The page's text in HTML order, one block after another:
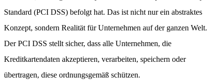
Standard (PCI DSS) befolgt hat. Das ist nicht nur ein abstraktes
Konzept, sondern Realität für Unternehmen auf der ganzen Welt.
Der PCI DSS stellt sicher, dass alle Unternehmen, die
Kreditkartendaten akzeptieren, verarbeiten, speichern oder
übertragen, diese ordnungsgemäß schützen.